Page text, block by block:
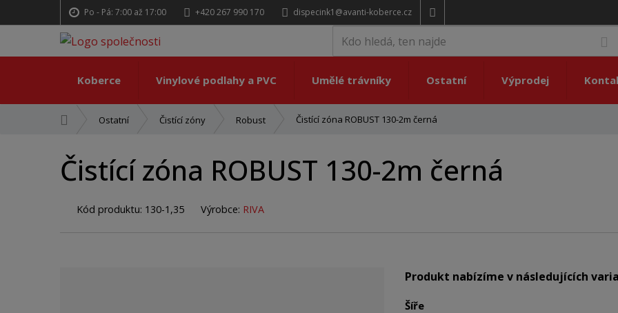
Po - Pá: 7:00 až 17:00 +420 267 990 170 dispecink1@avanti-koberce.cz
Koberce Vinylové podlahy a PVC Umělé trávníky Ostatní Výprodej
d
n
Ostatní Čistící zóny Robust Čistící zóna ROBUST 130-2m černá
Čistící zóna ROBUST 130-2m černá
Kód produktu: 130-1,35 Výrobce: RIVA
Produkt nabízíme v následujících
Šíře